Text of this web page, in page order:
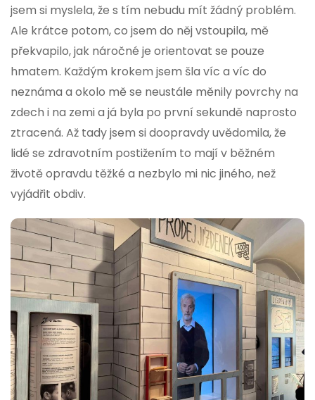
jsem si myslela, že s tím nebudu mít žádný problém.
Ale krátce potom, co jsem do něj vstoupila, mě
překvapilo, jak náročné je orientovat se pouze
hmatem. Každým krokem jsem šla víc a víc do
neznáma a okolo mě se neustále měnily povrchy na
zdech i na zemi a já byla po první sekundě naprosto
ztracená. Až tady jsem si doopravdy uvědomila, že
lidé se zdravotním postižením to mají v běžném
životě opravdu těžké a nezbylo mi nic jiného, než
vyjádřit obdiv.